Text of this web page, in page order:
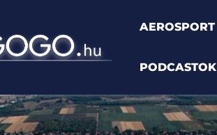
AEROSPORT
PODCASTOK